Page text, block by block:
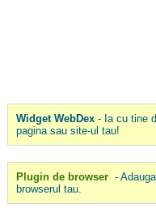
Widget WebDex- Ia cu tine
pagina sau site-ul tau!
Plugin de browser -
browserul tau.